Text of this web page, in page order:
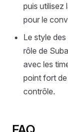
puis utilisez
pour le
Le style
rôle de
avec les
point fort
contrôle.